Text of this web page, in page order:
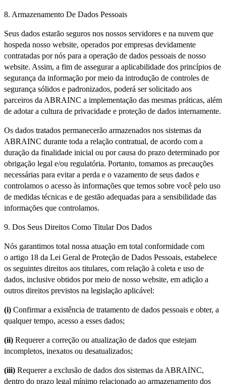
8. Armazenamento De Dados Pessoais
Seus dados estarão seguros nos nossos servidores e na nuvem que
hospeda nosso website, operados por empresas devidamente
contratadas por nós para a operação de dados pessoais de nosso
website. Assim, a fim de assegurar a aplicabilidade dos princípios de
segurança da informação por meio da introdução de controles de
segurança sólidos e padronizados, poderá ser solicitado aos
parceiros da ABRAINC a implementação das mesmas práticas, além
de adotar a cultura de privacidade e proteção de dados internamente.
Os dados tratados permanecerão armazenados nos sistemas da
ABRAINC durante toda a relação contratual, de acordo com a
duração da finalidade inicial ou por causa do prazo determinado por
obrigação legal e/ou regulatória. Portanto, tomamos as precauções
necessárias para evitar a perda e o vazamento de seus dados e
controlamos o acesso às informações que temos sobre você pelo uso
de medidas técnicas e de gestão adequadas para a sensibilidade das
informações que controlamos.
9. Dos Seus Direitos Como Titular Dos Dados
Nós garantimos total nossa atuação em total conformidade com
o artigo 18 da Lei Geral de Proteção de Dados Pessoais, estabelece
os seguintes direitos aos titulares, com relação à coleta e uso de
dados, inclusive obtidos por meio de nosso website, em adição a
outros direitos previstos na legislação aplicável:
(i) Confirmar a existência de tratamento de dados pessoais e obter, a
qualquer tempo, acesso a esses dados;
(ii) Requerer a correção ou atualização de dados que estejam
incompletos, inexatos ou desatualizados;
(iii) Requerer a exclusão de dados dos sistemas da ABRAINC,
dentro do prazo legal mínimo relacionado ao armazenamento dos